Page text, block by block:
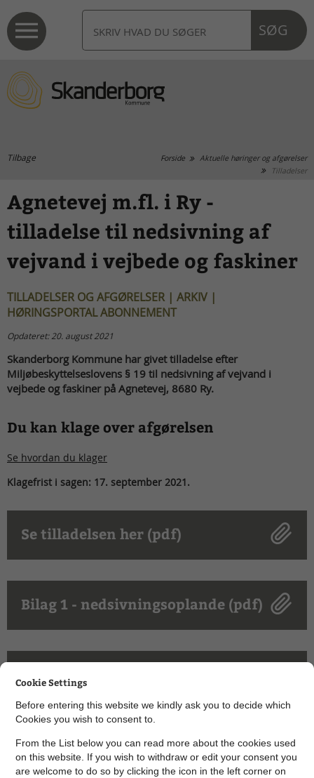
SØG
Tilbage Forside
Aktuelle høringer og afgørelser
Tilladelser
Agnetevej m.fl. i Ry -
tilladelse til nedsivning af
vejvand i vejbede og faskiner
TILLADELSER OG AFGØRELSER | ARKIV |
HØRINGSPORTAL ABONNEMENT
Opdateret: 20. august 2021
Skanderborg Kommune har givet tilladelse efter
Miljøbeskyttelseslovens § 19 til nedsivning af vejvand i
vejbede og faskiner på Agnetevej, 8680 Ry.
Du kan klage over afgørelsen
Se hvordan du klager
Klagefrist i sagen: 17. september 2021.
Se tilladelsen her (pdf)
Bilag 1 - nedsivningsoplande (pdf)
Bilag 2 - detaljer bed og faskine
Bilag 3 - respektafstande (pdf)
Cookie Settings
Before entering this website we kindly ask you to decide which
Cookies you wish to consent to.
From the List below you can read more about the cookies used
on this website. If you wish to withdraw or edit your consent you
are welcome to do so by clicking the icon in the left corner on